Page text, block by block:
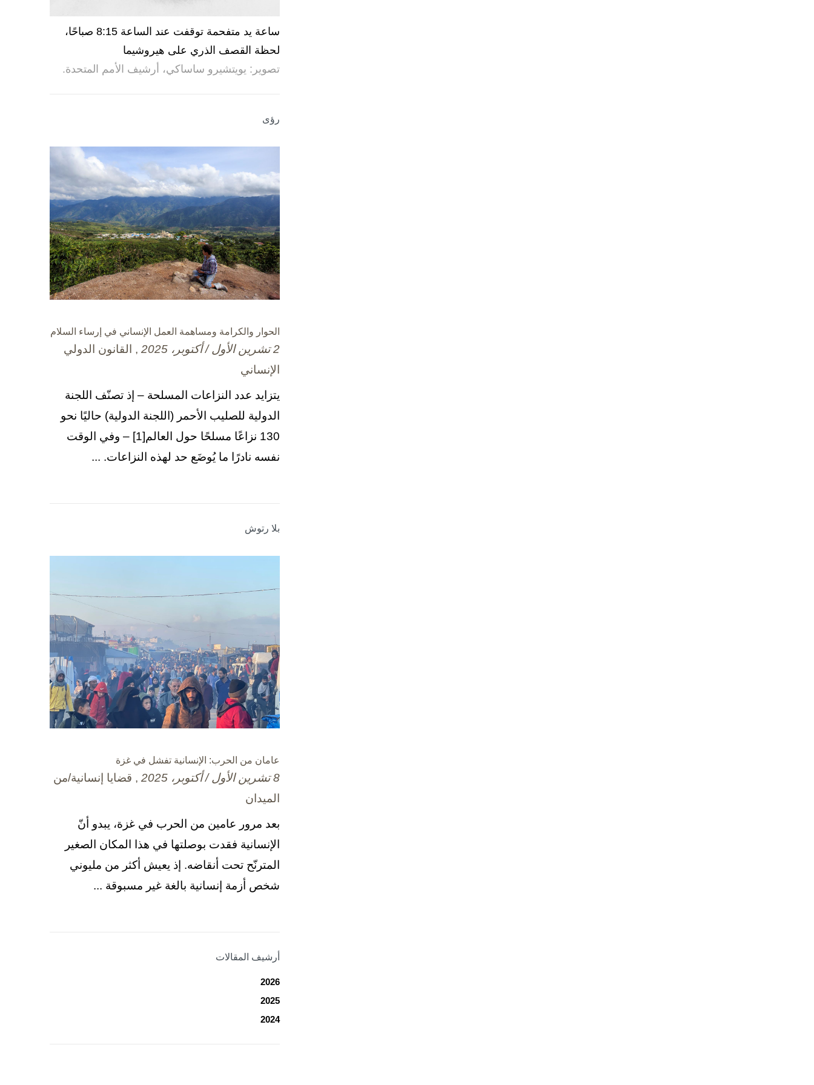
ساعة يد متفحمة توقفت عند الساعة 8:15 صباحًا،
لحظة القصف الذري على هيروشيما
تصوير: يويتشيرو ساساكي، أرشيف الأمم المتحدة.
رؤى
الحوار والكرامة ومساهمة العمل الإنساني في إرساء السلام
2 تشرين الأول / أكتوبر، 2025
, القانون الدولي
الإنساني
يتزايد عدد النزاعات المسلحة – إذ تصنّف اللجنة
الدولية للصليب الأحمر (اللجنة الدولية) حاليًا نحو
130 نزاعًا مسلحًا حول العالم[1] – وفي الوقت
نفسه نادرًا ما يُوضَع حد لهذه النزاعات. ...
بلا رتوش
عامان من الحرب: الإنسانية تفشل في غزة
8 تشرين الأول / أكتوبر، 2025
, قضايا إنسانية/من
الميدان
بعد مرور عامين من الحرب في غزة، يبدو أنّ
الإنسانية فقدت بوصلتها في هذا المكان الصغير
المترنّح تحت أنقاضه. إذ يعيش أكثر من مليوني
شخص أزمة إنسانية بالغة غير مسبوقة ...
أرشيف المقالات
2026
2025
2024